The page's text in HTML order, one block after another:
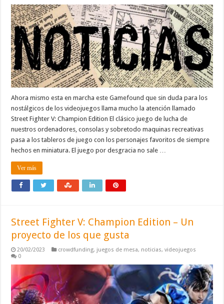
Ahora mismo esta en marcha este Gamefound que sin duda para los
nostálgicos de los videojuegos llama mucho la atención llamado
Street Fighter V: Champion Edition El clásico juego de lucha de
nuestros ordenadores, consolas y sobretodo maquinas recreativas
pasa a los tableros de juego con los personajes favoritos de siempre
hechos en miniatura. El juego por desgracia no sale …
Ver más
Street Fighter V: Champion Edition – Un
proyecto de los que gusta
20/02/2023 crowdfunding, juegos de mesa, noticias,videojuegos
0